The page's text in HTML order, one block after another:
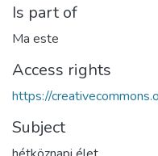
Is part of
Ma este
Access rights
https://
Subject